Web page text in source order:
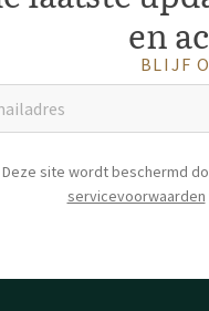
en
BLIJF
Deze site wordt beschermd
servicevoorwaarden